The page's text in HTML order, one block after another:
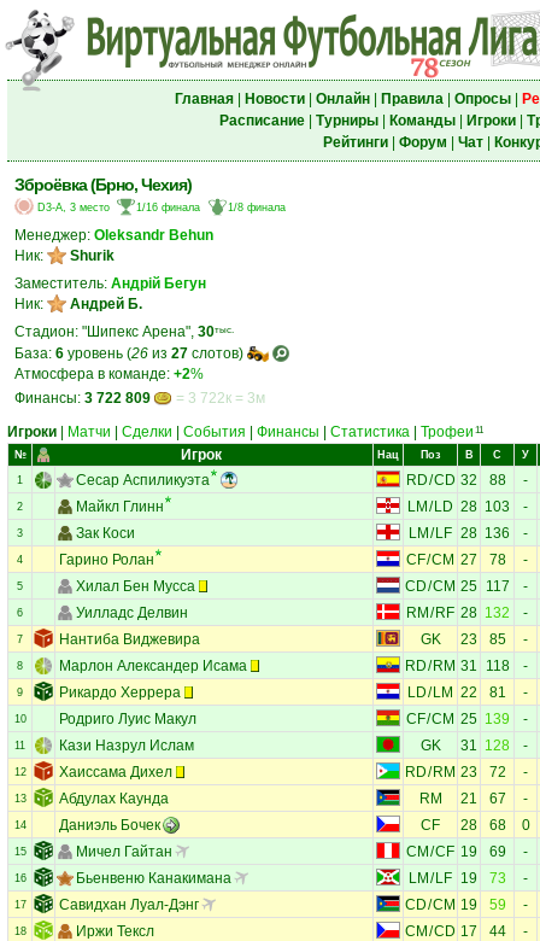
Главная| Новости| Онлайн| Правила| Опросы|
Расписание| Турниры| Команды| Игроки|
Рейтинги| Форум Чат|
Зброёвка (Брно, Чехия)
D3-A, 3 место 1/16 финала 1/8 финала
Менеджер: Oleksandr Behun
Ник:
Shurik
Заместитель: Андрій Бегун
Ник:
Андрей Б.
Стадион: "Шипекс Арена", 30тыс.
База: 6 уровень (26 из 27 слотов)
Атмосфера в команде: +2%
Финансы: 3 722 809
= 3 722к = 3м
Игроки
Матчи Сделки События Финансы Статистика Трофеи 11
№ Игрок Нац Поз В С У
1 Сесар Аспиликуэта RD/CD 32 88 -
2 Майкл Глинн LM / LD 28 103 -
3 Зак Коси LM / LF 28 136 -
4 Гарино Ролан CF/CM 27 78 -
5 Хилал Бен Мусса CD/CM 25 117 -
6 Уилладс Делвин RM / RF 28 132 -
7 Нантиба Виджевира GK 23 85 -
8 Марлон Александер Исама RD/ RM 31 118 -
9 Рикардо Херрера LD/ LM 22 81 -
10 Родриго Луис Макул CF/CM 25 139 -
11 Кази Назрул Ислам GK 31 128 -
12 Хаиссама Дихел RD/ RM 23 72 -
13 Абдулах Каунда RM 21 67 -
14 Даниэль Бочек CF 28 68 0
15 Мичел Гайтан CM /CF 19 69 -
16 Бьенвеню Канакимана LM / LF 19 73 -
17 Савидхан Луал-Дэнг CD/CM 19 59 -
18 Иржи Тексл CM /CD 17 44 -